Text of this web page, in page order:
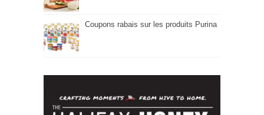
Coupons rabais sur les produits Purina